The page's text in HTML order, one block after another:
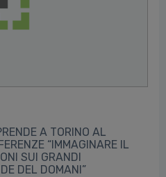
A TORINO AL
“IMMAGINARE IL
SUI GRANDI
DEL DOMANI”